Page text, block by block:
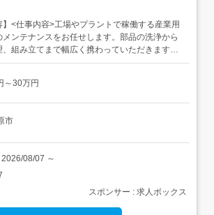
】<仕事内容>工場やプラントで稼働する産業用
メンテナンスをお任せします。部品の洗浄から
、組み立てまで幅広く携わっていただきます。
産ラインに欠かせない産業用モーターの点検や
は簡単なサポートから始め、徐々に専門技術を
～30万円
市
2026/08/07 ～
スポンサー : 求人ボックス